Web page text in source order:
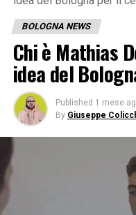
BOLOGNA NEWS
Chi è Mathias
idea del
Published 1 mese
By Giuseppe